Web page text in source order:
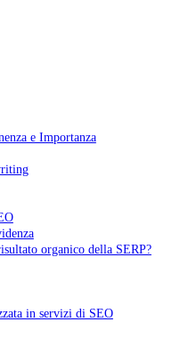
e Importanza
organico della SERP?
in servizi di SEO